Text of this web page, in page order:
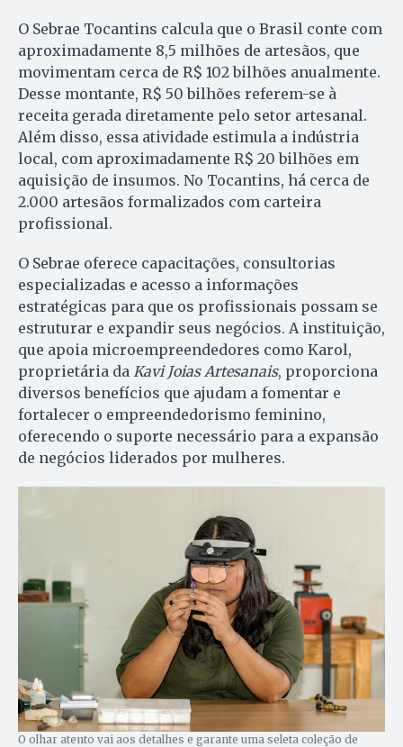
O Sebrae Tocantins calcula que o Brasil conte com
aproximadamente 8,5 milhões de artesãos, que
movimentam cerca de R$ 102 bilhões anualmente.
Desse montante, R$ 50 bilhões referem-se à
receita gerada diretamente pelo setor artesanal.
Além disso, essa atividade estimula a indústria
local, com aproximadamente R$ 20 bilhões em
aquisição de insumos. No Tocantins, há cerca de
2.000 artesãos formalizados com carteira
profissional.
O Sebrae oferece capacitações, consultorias
especializadas e acesso a informações
estratégicas para que os profissionais possam se
estruturar e expandir seus negócios. A instituição,
que apoia microempreendedores como Karol,
proprietária da Kavi Joias Artesanais, proporciona
diversos benefícios que ajudam a fomentar e
fortalecer o empreendedorismo feminino,
oferecendo o suporte necessário para a expansão
de negócios liderados por mulheres.
O olhar atento vai aos detalhes e garante uma seleta coleção de